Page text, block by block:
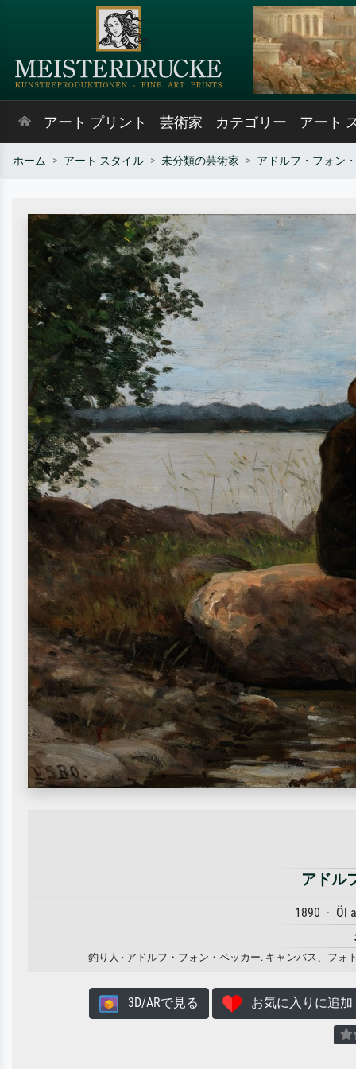
アート プリント 芸術家 カテゴリー アート
ホーム アート スタイル 未分類の芸術家 アドルフ・フォン
アドル
1890 · Öl
釣り人 · アドルフ・フォン・ベッカー. キャンバス、フ
3D/ARで見る お気に入りに追加